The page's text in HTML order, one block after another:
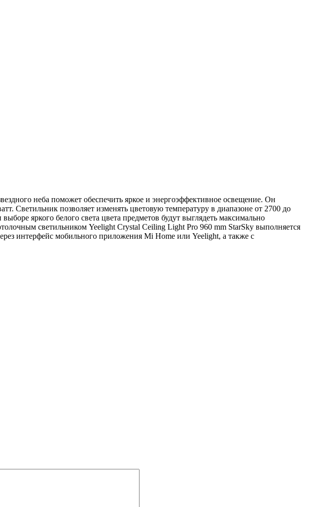
неба поможет обеспечить яркое и энергоэффективное освещение. Он
Светильник позволяет изменять цветовую температуру в диапазоне от 2700 до
яркого белого света цвета предметов будут выглядеть максимально
светильником Yeelight Crystal Ceiling Light Pro 960 mm StarSky выполняется
интерфейс мобильного приложения Mi Home или Yeelight, а также с